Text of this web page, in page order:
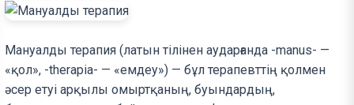
Мануалды терапия (латын тілінен аударғанда -manus- —
«қол», -therapia- — «емдеу») — бұл терапевттің қолмен
әсер етуі арқылы омыртқаның, буындардың,